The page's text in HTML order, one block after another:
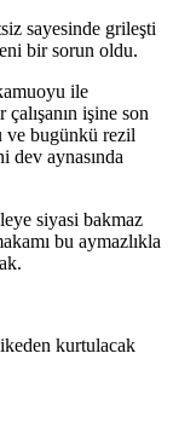
sayesinde grileşti
bir sorun oldu.
ile
işine son
ve bugünkü rezil
dev aynasında
siyasi bakmaz
bu aymazlıkla
kurtulacak